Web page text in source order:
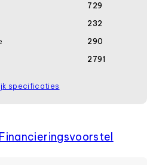
729
232
290
2791
specificaties
Financierings­voorstel